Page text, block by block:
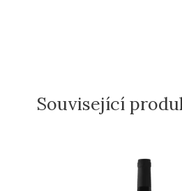
Související